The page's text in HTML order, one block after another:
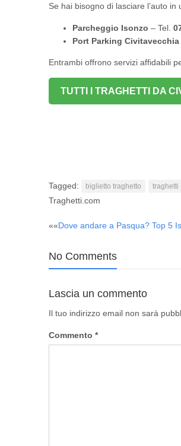
Se hai bisogno di lasciare l’auto
Parcheggio Isonzo – Tel.
Port Parking Civitavecchia
Entrambi offrono servizi affidabili
TUTTI I TRAGHETTI DA
Tagged: biglietto traghetto traghetti
Traghetti.com
Post
navigation
««Dove andare a Pasqua? Top 5
No Comments
Lascia un commento
Il tuo indirizzo email non sarà
Commento *